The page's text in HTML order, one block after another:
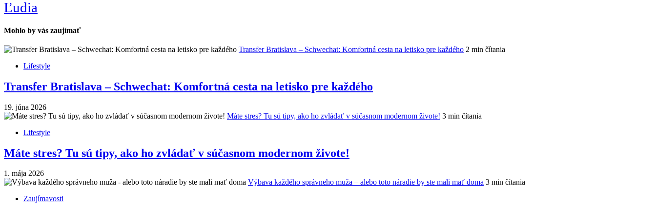
Ľudia
Mohlo by vás zaujímať
Transfer Bratislava – Schwechat: Komfortná cesta na letisko pre každého 2 min čítania
Lifestyle
Transfer Bratislava – Schwechat: Komfortná cesta na letisko pre každého
19. júna 2026
Máte stres? Tu sú tipy, ako ho zvládať v súčasnom modernom živote! 3 min čítania
Lifestyle
Máte stres? Tu sú tipy, ako ho zvládať v súčasnom modernom živote!
1. mája 2026
Výbava každého správneho muža – alebo toto náradie by ste mali mať doma 3 min čítania
Zaujímavosti